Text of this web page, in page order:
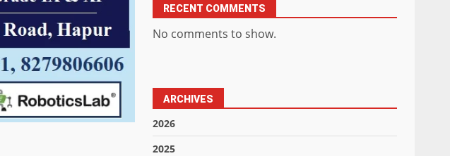
RECENT COMMENTS
No comments to show.
ARCHIVES
2026
2025